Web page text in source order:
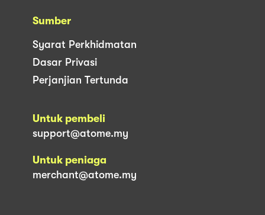
Sumber
Syarat Perkhidmatan
Dasar Privasi
Perjanjian Tertunda
Untuk pembeli
support@atome.my
Untuk peniaga
merchant@atome.my